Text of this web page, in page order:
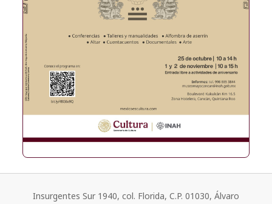
Insurgentes Sur 1940, col. Florida, C.P. 01030, Álvaro